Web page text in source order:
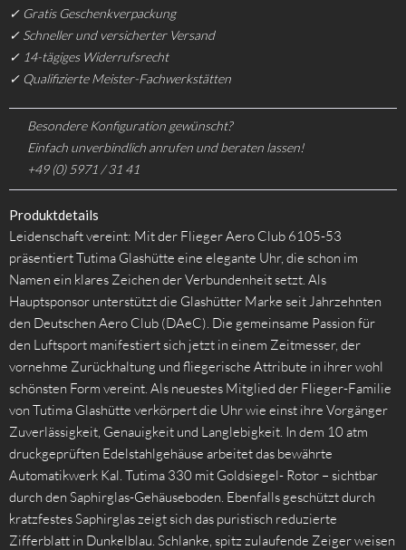
✓ Gratis Geschenkverpackung
✓ Schneller und versicherter Versand
✓ 14-tägiges Widerrufsrecht
✓ Qualifizierte Meister-Fachwerkstätten
Besondere Konfiguration gewünscht?
Einfach unverbindlich anrufen und beraten lassen!
+49 (0) 5971 / 31 41
Produktdetails
Leidenschaft vereint: Mit der Flieger Aero Club 6105-53
präsentiert Tutima Glashütte eine elegante Uhr, die schon im
Namen ein klares Zeichen der Verbundenheit setzt. Als
Hauptsponsor unterstützt die Glashütter Marke seit Jahrzehnten
den Deutschen Aero Club (DAeC). Die gemeinsame Passion für
den Luftsport manifestiert sich jetzt in einem Zeitmesser, der
vornehme Zurückhaltung und fliegerische Attribute in ihrer wohl
schönsten Form vereint. Als neuestes Mitglied der Flieger-Familie
von Tutima Glashütte verkörpert die Uhr wie einst ihre Vorgänger
Zuverlässigkeit, Genauigkeit und Langlebigkeit. In dem 10 atm
druckgeprüften Edelstahlgehäuse arbeitet das bewährte
Automatikwerk Kal. Tutima 330 mit Goldsiegel- Rotor – sichtbar
durch den Saphirglas-Gehäuseboden. Ebenfalls geschützt durch
kratzfestes Saphirglas zeigt sich das puristisch reduzierte
Zifferblatt in Dunkelblau. Schlanke, spitz zulaufende Zeiger weisen